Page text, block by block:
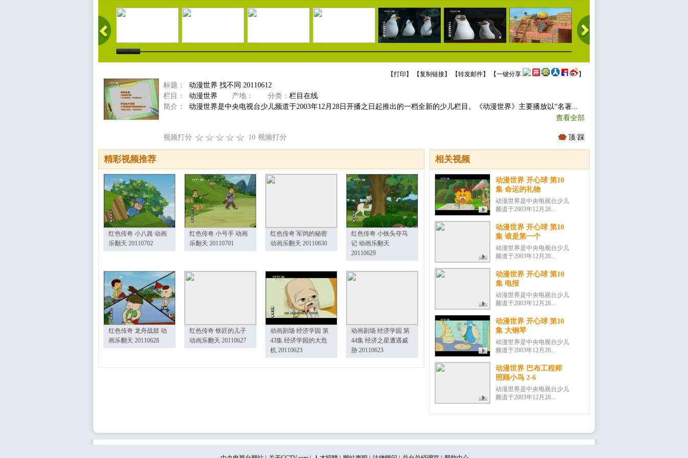
【打印 】 【复制链接】 【转发邮件】 【一键分享 】
标题：
动漫世界 找不同 20110612
栏目：
动漫世界 产地： 分类： 栏目在线
简介：
动漫世界是中央电视台少儿频道于2003年12月28日开播之日起推出的一档全新的少儿栏目。《动漫世界》主要播放以“名著...
查看全部
视频打分 10 视频打分 顶/踩
相关视频
动漫世界 开心球 第10
集 命运的礼物
动漫世界是中央电视台少儿
频道于2003年12月28...
动漫世界 开心球 第10
集 谁是第一个
动漫世界是中央电视台少儿
频道于2003年12月28...
动漫世界 开心球 第10
集 电报
动漫世界是中央电视台少儿
频道于2003年12月28...
动漫世界 开心球 第10
集 大钢琴
动漫世界是中央电视台少儿
频道于2003年12月28...
动漫世界 巴布工程师
照顾小鸟 2-6
动漫世界是中央电视台少儿
频道于2003年12月28...
精彩视频推荐
红色传奇 小八路 动画
乐翻天 20110702
红色传奇 小号手 动画
乐翻天 20110701
红色传奇 军鸽的秘密
动画乐翻天 20110630
红色传奇 小铁头夺马
记 动画乐翻天
20110629
红色传奇 龙舟战鼓 动
画乐翻天 20110628
红色传奇 铁匠的儿子
动画乐翻天 20110627
动画剧场 经济学园 第
43集 经济学园的大危
机 20110623
动画剧场 经济学园 第
44集 经济之星遭遇威
胁 20110623